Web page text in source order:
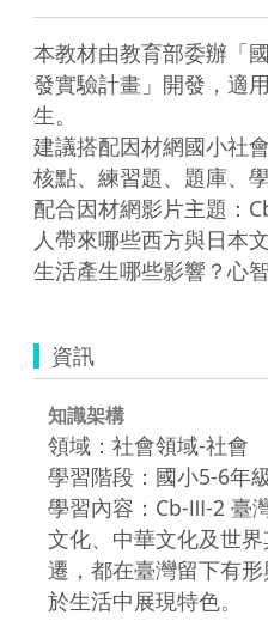
本教材由教育部委辦「
發實驗計畫」開發，適
生。
建議搭配因材網國小社
核點、練習題、題庫、學
配合因材網影片主題：
人帶來哪些西方與日本
生活產生哪些影響？心
資訊
知識架構
領域：社會領域-社會
學習階段：國小5-6年
學習內容：Cb-Ⅲ-2 臺
文化、中華文化及世
遷，都在臺灣留下有
於生活中展現特色。